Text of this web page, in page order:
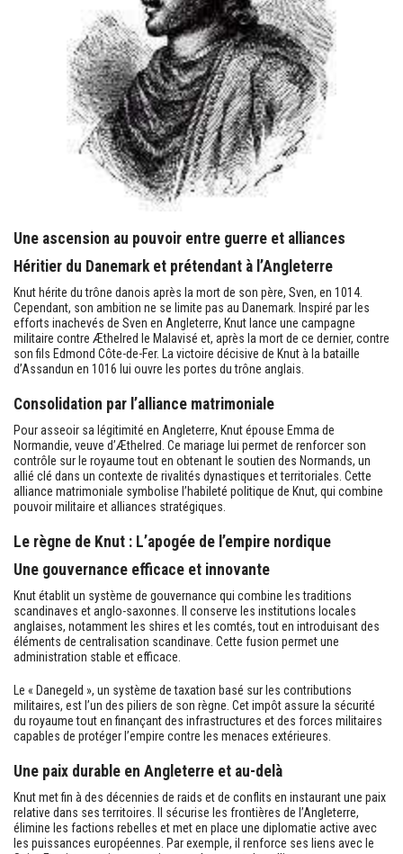
Une ascension au pouvoir entre guerre et alliances
Héritier du Danemark et prétendant à l’Angleterre
Knut hérite du trône danois après la mort de son père, Sven, en 1014.
Cependant, son ambition ne se limite pas au Danemark. Inspiré par les
efforts inachevés de Sven en Angleterre, Knut lance une campagne
militaire contre Æthelred le Malavisé et, après la mort de ce dernier, contre
son fils Edmond Côte-de-Fer. La victoire décisive de Knut à la bataille
d’Assandun en 1016 lui ouvre les portes du trône anglais.
Consolidation par l’alliance matrimoniale
Pour asseoir sa légitimité en Angleterre, Knut épouse Emma de
Normandie, veuve d’Æthelred. Ce mariage lui permet de renforcer son
contrôle sur le royaume tout en obtenant le soutien des Normands, un
allié clé dans un contexte de rivalités dynastiques et territoriales. Cette
alliance matrimoniale symbolise l’habileté politique de Knut, qui combine
pouvoir militaire et alliances stratégiques.
Le règne de Knut : L’apogée de l’empire nordique
Une gouvernance efficace et innovante
Knut établit un système de gouvernance qui combine les traditions
scandinaves et anglo-saxonnes. Il conserve les institutions locales
anglaises, notamment les shires et les comtés, tout en introduisant des
éléments de centralisation scandinave. Cette fusion permet une
administration stable et efficace.
Le « Danegeld », un système de taxation basé sur les contributions
militaires, est l’un des piliers de son règne. Cet impôt assure la sécurité
du royaume tout en finançant des infrastructures et des forces militaires
capables de protéger l’empire contre les menaces extérieures.
Une paix durable en Angleterre et au-delà
Knut met fin à des décennies de raids et de conflits en instaurant une paix
relative dans ses territoires. Il sécurise les frontières de l’Angleterre,
élimine les factions rebelles et met en place une diplomatie active avec
les puissances européennes. Par exemple, il renforce ses liens avec le